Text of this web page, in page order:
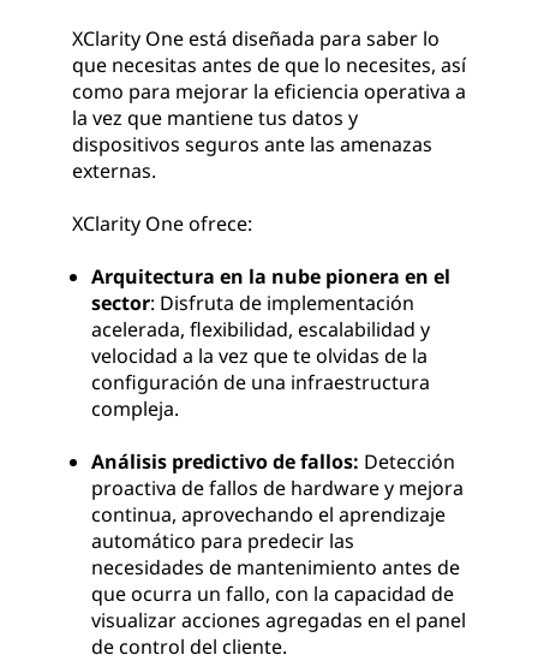
XClarity One está diseñada para saber lo
que necesitas antes de que lo necesites, así
como para mejorar la eficiencia operativa a
la vez que mantiene tus datos y
dispositivos seguros ante las amenazas
externas.
XClarity One ofrece:
Arquitectura en la nube pionera en el
sector: Disfruta de implementación
acelerada, flexibilidad, escalabilidad y
velocidad a la vez que te olvidas de la
configuración de una infraestructura
compleja.
Análisis predictivo de fallos: Detección
proactiva de fallos de hardware y mejora
continua, aprovechando el aprendizaje
automático para predecir las
necesidades de mantenimiento antes de
que ocurra un fallo, con la capacidad de
visualizar acciones agregadas en el panel
de control del cliente.